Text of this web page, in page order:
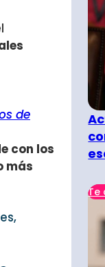
de
con los
más
Te